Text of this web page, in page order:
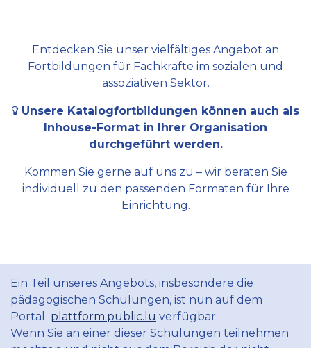
Entdecken Sie unser vielfältiges Angebot an
Fortbildungen für Fachkräfte im sozialen und
assoziativen Sektor.
Unsere Katalogfortbildungen können auch als
Inhouse-Format in Ihrer Organisation
durchgeführt werden.
Kommen Sie gerne auf uns zu – wir beraten Sie
individuell zu den passenden Formaten für Ihre
Einrichtung.
Ein Teil unseres Angebots, insbesondere die
pädagogischen Schulungen, ist nun auf dem
Portal plattform.public.lu verfügbar
Wenn Sie an einer dieser Schulungen teilnehmen